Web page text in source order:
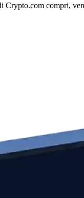
compri,